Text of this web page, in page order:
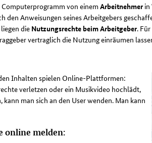
von einemArbeitnehmerin
den Anweisungen seines Arbeitgebers
die Nutzungsrechte beim Arbeitgeber.
vertraglich die Nutzung einräumen
Inhalten spielen Online-Plattformen:
verletzen oder ein Musikvideo hochlädt,
man sich an den User wenden. Man kann
online melden: